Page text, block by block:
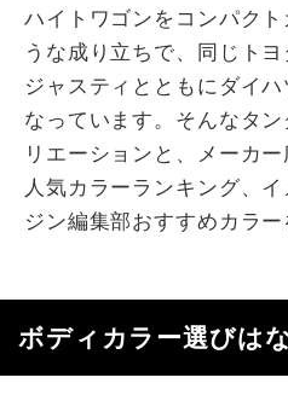
ハイトワゴンをコンパク
うな成り立ちで、同じト
ジャスティとともにダイ
なっています。そんなタ
リエーションと、メーカ
人気カラーランキング、
ジン編集部おすすめカラー
ボディカラー選びは